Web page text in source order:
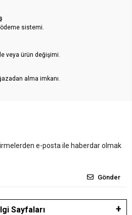
sistemi.
veya ürün değişimi.
alma imkanı.
e-posta ile haberdar olmak
Gönder
Sayfaları